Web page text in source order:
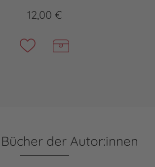
12,00 €
der Autor:innen